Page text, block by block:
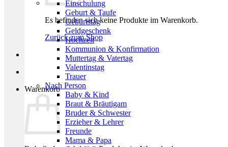
Es befinden sich keine Produkte im Warenkorb.
Zurück zum Shop
Warenkorb
Einschulung
Geburt & Taufe
Geburtstag
Geldgeschenk
Hochzeit
Kommunion & Konfirmation
Muttertag & Vatertag
Valentinstag
Trauer
Nach Person
Baby & Kind
Braut & Bräutigam
Bruder & Schwester
Erzieher & Lehrer
Freunde
Mama & Papa